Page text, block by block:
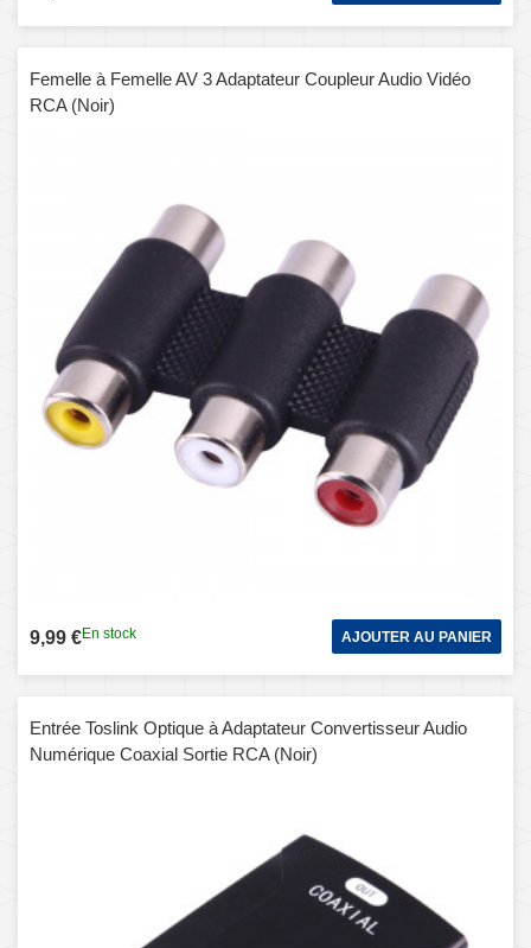
Femelle à Femelle AV 3 Adaptateur Coupleur Audio Vidéo
RCA (Noir)
9,99 €En stock AJOUTER AU PANIER
Entrée Toslink Optique à Adaptateur Convertisseur Audio
Numérique Coaxial Sortie RCA (Noir)